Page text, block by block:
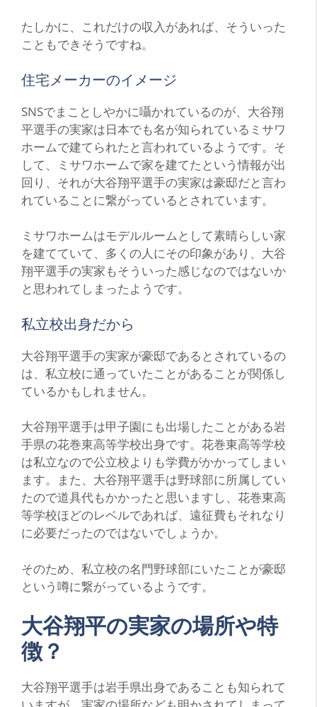
たしかに、これだけの収入があれば、そういった
こともできそうですね。
住宅メーカーのイメージ
SNSでまことしやかに囁かれているのが、大谷翔
平選手の実家は日本でも名が知られているミサワ
ホームで建てられたと言われているようです。そ
して、ミサワホームで家を建てたという情報が出
回り、それが大谷翔平選手の実家は豪邸だと言わ
れていることに繋がっているとされています。
ミサワホームはモデルルームとして素晴らしい家
を建てていて、多くの人にその印象があり、大谷
翔平選手の実家もそういった感じなのではないか
と思われてしまったようです。
私立校出身だから
大谷翔平選手の実家が豪邸であるとされているの
は、私立校に通っていたことがあることが関係し
ているかもしれません。
大谷翔平選手は甲子園にも出場したことがある岩
手県の花巻東高等学校出身です。花巻東高等学校
は私立なので公立校よりも学費がかかってしまい
ます。また、大谷翔平選手は野球部に所属してい
たので道具代もかかったと思いますし、花巻東高
等学校ほどのレベルであれば、遠征費もそれなり
に必要だったのではないでしょうか。
そのため、私立校の名門野球部にいたことが豪邸
という噂に繋がっているようです。
大谷翔平の実家の場所や特
徴？
大谷翔平選手は岩手県出身であることも知られて